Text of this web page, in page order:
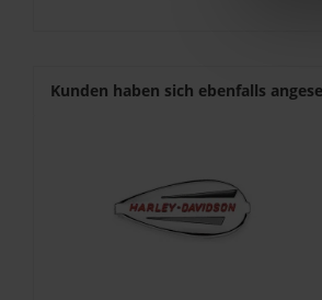
Kunden haben sich ebenfalls